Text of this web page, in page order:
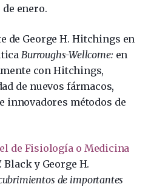
de enero.
de George H. Hitchings en
Burroughs-Wellcome: en
con Hitchings,
de nuevos fármacos,
innovadores métodos de
de Fisiología o Medicina
Black y George H.
de importantes